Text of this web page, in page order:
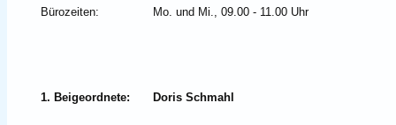
Bürozeiten: Mo. und Mi., 09.00 - 11.00 Uhr
1. Beigeordnete: Doris Schmahl